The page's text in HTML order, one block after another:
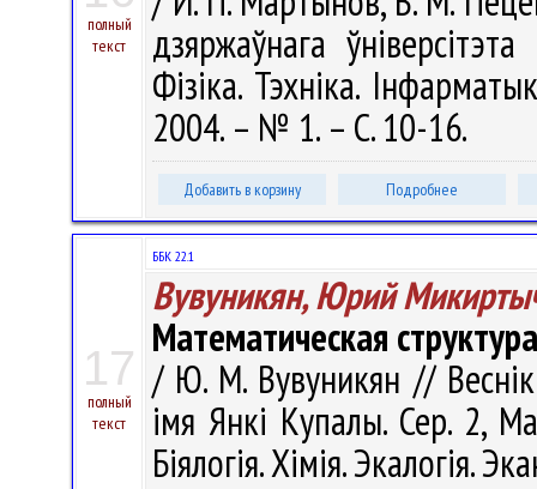
полный
текст
дзяржаўнага
Фізіка. Тэхніка.
2004. – № 1. – С. 10-16.
Добавить в корзину Подробнее
17
полный
текст
ББК 22.1
Вувуникян, Юрий
Математическая
/ Ю. М. Вувуникян // Веснік
імя Янкі Купалы. Сер. 2,
Біялогія. Хімія. Экалогія.